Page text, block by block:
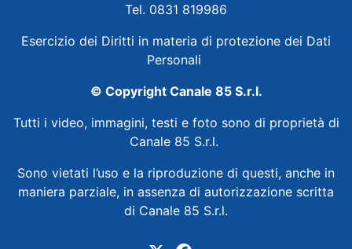
Tel. 0831 819986
Esercizio dei Diritti in materia di protezione dei Dati
Personali
© Copyright Canale 85 S.r.l.
Tutti i video, immagini, testi e foto sono di proprietà di
Canale 85 S.r.l.
Sono vietati l’uso e la riproduzione di questi, anche in
maniera parziale, in assenza di autorizzazione scritta
di Canale 85 S.r.l.